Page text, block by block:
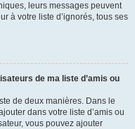
leurs messages peuvent
à votre liste d’ignorés, tous ses
de ma liste d’amis ou
de deux manières. Dans le
dans votre liste d’amis ou
vous pouvez ajouter